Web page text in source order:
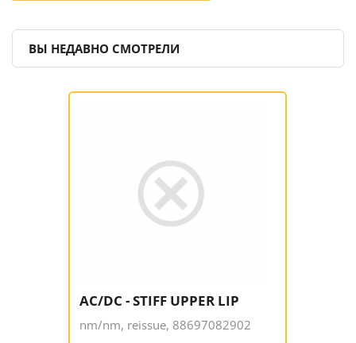
ВЫ НЕДАВНО СМОТРЕЛИ
AC/DC - STIFF UPPER LIP
nm/nm, reissue, 88697082902